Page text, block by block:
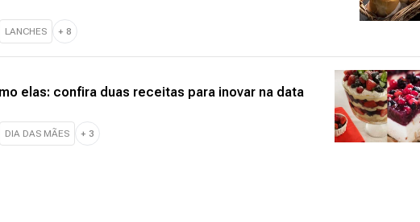
LANCHES + 8
elas: confira duas receitas para inovar na data
DIA DAS MÃES + 3